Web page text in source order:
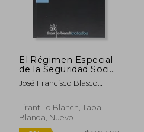
dcto. $ 125.721
El Régimen Especial
de la Seguridad Social
de los Trabajadores
por Cuenta Propia o
José Francisco Blasco
Tirant Lo Blanch, Tapa
Blanda, Nuevo